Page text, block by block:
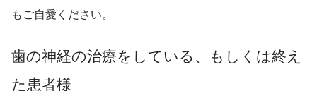
もご自愛ください。
歯の神経の治療をしている、もしくは終え
た患者様